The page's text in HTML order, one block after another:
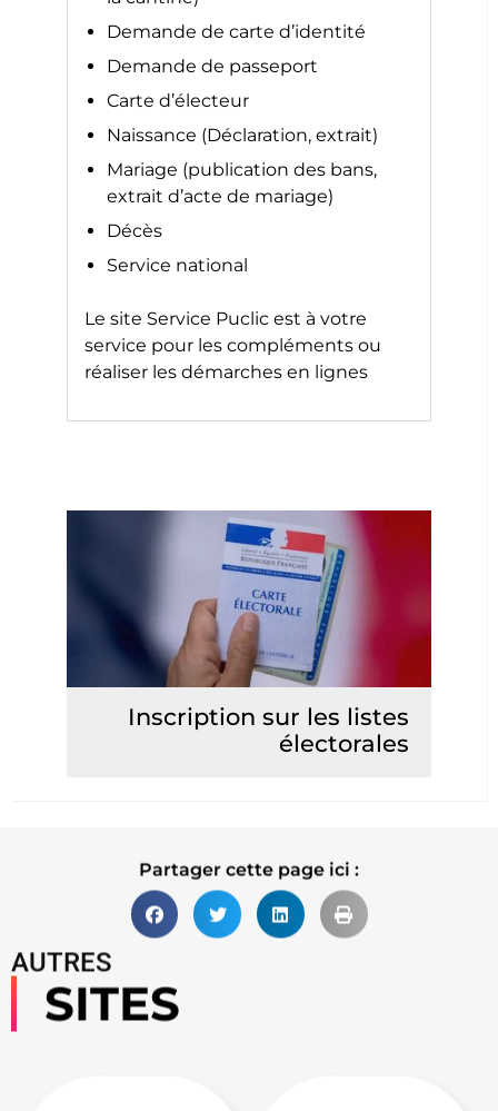
Demande de carte d’identité
Demande de passeport
Carte d’électeur
Naissance (Déclaration, extrait)
Mariage (publication des bans,
extrait d’acte de mariage)
Décès
Service national
Le site Service Puclic est à votre
service pour les compléments ou
réaliser les démarches en lignes
Inscription sur les listes
électorales
Partager cette page ici :
AUTRES
SITES